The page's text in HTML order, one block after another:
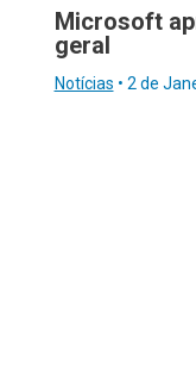
Microsoft
geral
Notícias • 2 de